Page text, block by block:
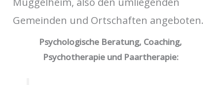
Gemeinden und Ortschaften angeboten.
Psychologische Beratung, Coaching,
Psychotherapie und Paartherapie: